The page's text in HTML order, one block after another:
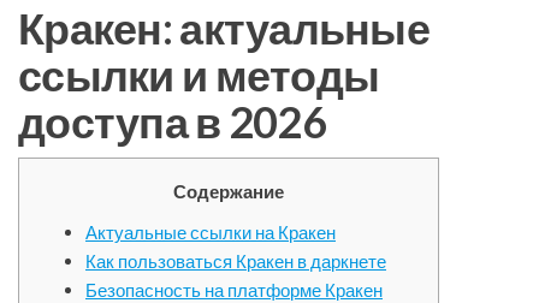
Кракен: актуальные
ссылки и методы
доступа в 2026
Содержание
Актуальные ссылки на Кракен
Как пользоваться Кракен в даркнете
Безопасность на платформе Кракен